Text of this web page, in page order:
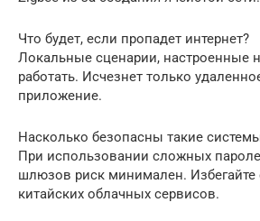
Что будет, если пропадет интернет?
Локальные сценарии, настроенные
работать. Исчезнет только
приложение.
Насколько безопасны такие
При использовании сложных
шлюзов риск минимален.
китайских облачных сервисов.